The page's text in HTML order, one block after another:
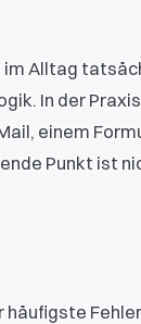
im Alltag
In der
einem
Punkt ist
häufigste